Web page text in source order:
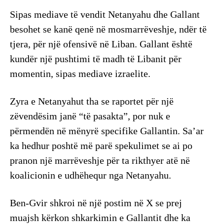
Sipas mediave të vendit Netanyahu dhe Gallant
besohet se kanë qenë në mosmarrëveshje, ndër të
tjera, për një ofensivë në Liban. Gallant është
kundër një pushtimi të madh të Libanit për
momentin, sipas mediave izraelite.
Zyra e Netanyahut tha se raportet për një
zëvendësim janë “të pasakta”, por nuk e
përmendën në mënyrë specifike Gallantin. Sa’ar
ka hedhur poshtë më parë spekulimet se ai po
pranon një marrëveshje për ta rikthyer atë në
koalicionin e udhëhequr nga Netanyahu.
Ben-Gvir shkroi në një postim në X se prej
muajsh kërkon shkarkimin e Gallantit dhe ka